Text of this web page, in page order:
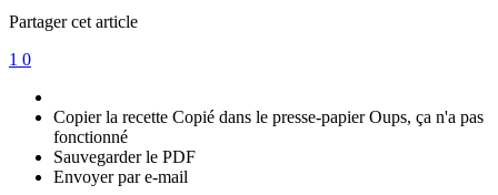
Partager cet article
1 0
Copier la recette Copié dans le presse-papier Oups, ça n'a pas
fonctionné
Sauvegarder le PDF
Envoyer par e-mail